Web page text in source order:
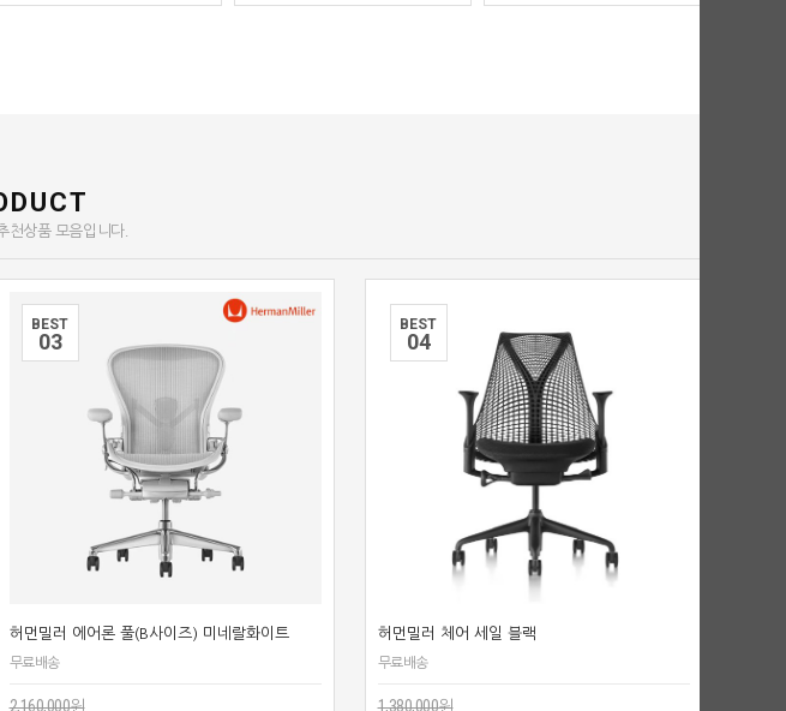
천상품 모음입니다.
BEST
03
허먼밀러 에어론 풀(B사이즈) 미네랄화이트
무료배송
2,160,000원
BEST
04
허먼밀러 체어 세일 블랙
무료배송
1,380,000원